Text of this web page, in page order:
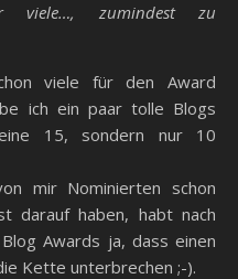
zumindest zu
viele für den Award
ich ein paar tolle Blogs
15, sondern nur 10
mir Nominierten schon
darauf haben, habt nach
Awards ja, dass einen
Kette unterbrechen ;-).